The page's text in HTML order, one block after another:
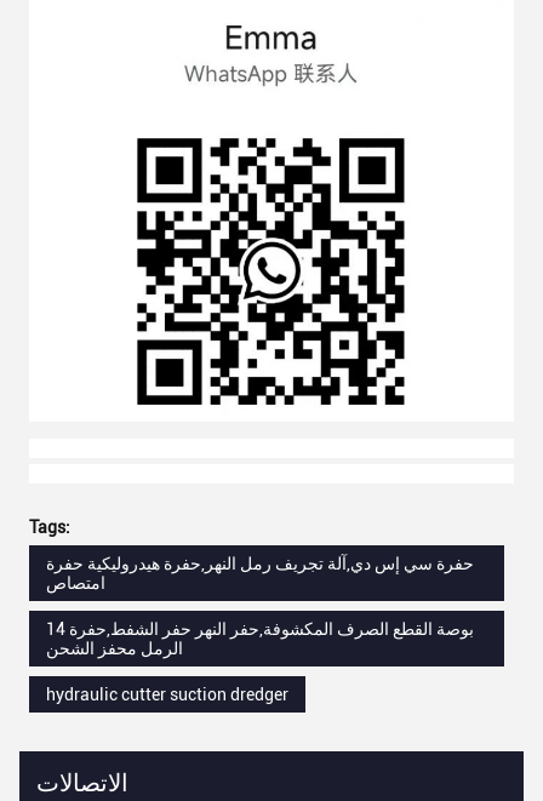
Tags:
حفرة سي إس دي,آلة تجريف رمل النهر,حفرة هيدروليكية حفرة
امتصاص
14 بوصة القطع الصرف المكشوفة,حفر النهر حفر الشفط,حفرة
الرمل محفز الشحن
hydraulic cutter suction dredger
الاتصالات